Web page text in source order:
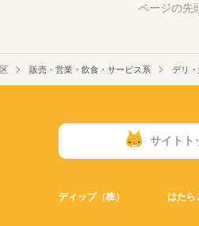
ページの先
販売・営業・飲食・サービス系 デリ
サイトト
ディップ（株） はたら